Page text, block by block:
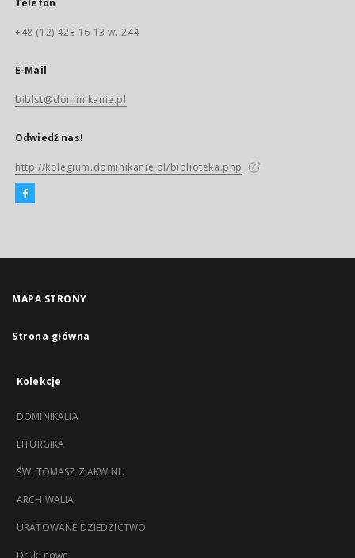
Telefon
+48 (12) 423 16 13 w. 244
E-Mail
biblst@dominikanie.pl
Odwiedź nas!
http://kolegium.dominikanie.pl/biblioteka.php
MAPA STRONY
Strona główna
Kolekcje
DOMINIKALIA
LITURGIKA
ŚW. TOMASZ Z AKWINU
ARCHIWALIA
URATOWANE DZIEDZICTWO
Druki nowe